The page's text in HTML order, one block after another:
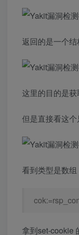
返回的是一个
这里的目的是
但是直接看这
看到类型是数组
拿到set-cookie